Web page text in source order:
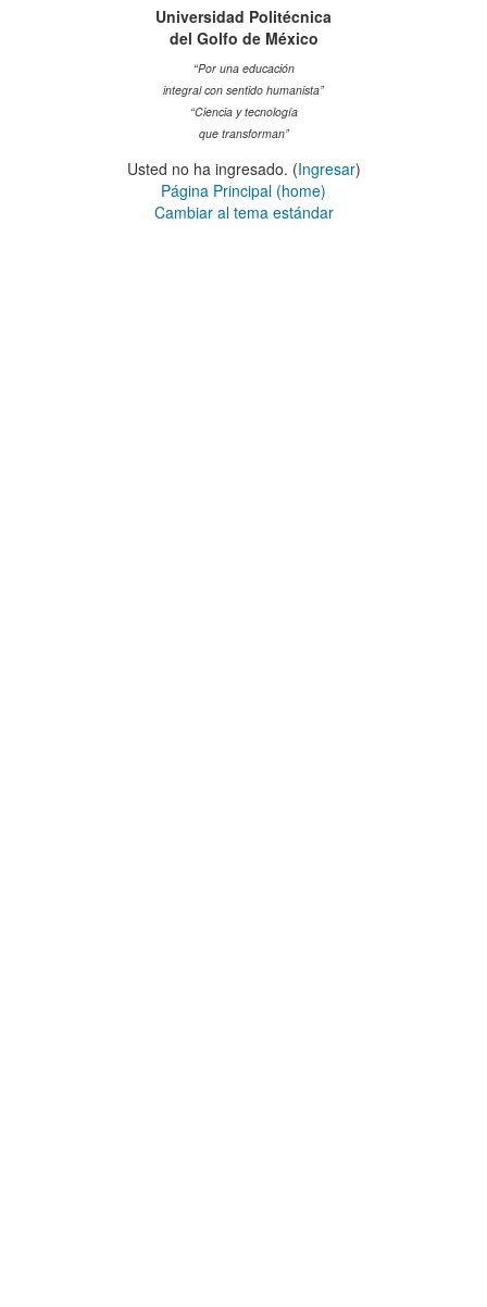
Universidad Politécnica
del Golfo de México
“Por una educación
integral con sentido humanista”
“Ciencia y tecnología
que transforman”
Usted no ha ingresado. (Ingresar)
Página Principal (home)
Cambiar al tema estándar